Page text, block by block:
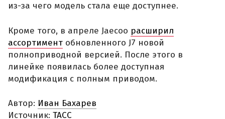
из-за чего модель стала еще доступнее.
Кроме того, в апреле Jaecoo расширил
ассортимент обновленного J7 новой
полноприводной версией. После этого в
линейке появилась более доступная
модификация с полным приводом.
Автор: Иван Бахарев
Источник: ТАСС